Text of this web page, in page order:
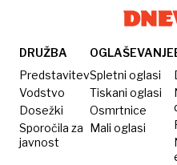
DRUŽBA
Predstavitev
Vodstvo
Dosežki
Sporočila za
javnost
OGLAŠEVANJE
Spletni oglasi
Tiskani oglasi
Osmrtnice
Mali oglasi